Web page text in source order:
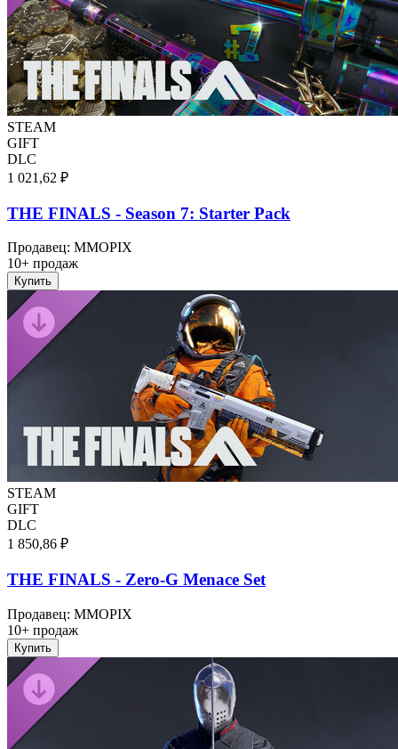
STEAM
GIFT
DLC
1 021,62 ₽
THE FINALS - Season 7: Starter Pack
Продавец: MMOPIX
10+ продаж
Купить
STEAM
GIFT
DLC
1 850,86 ₽
THE FINALS - Zero-G Menace Set
Продавец: MMOPIX
10+ продаж
Купить